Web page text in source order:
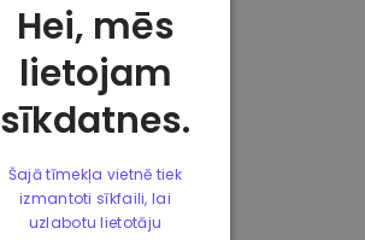
Hei, mēs
lietojam
sīkdatnes.
Šajā tīmekļa vietnē tiek
izmantoti sīkfaili, lai
uzlabotu lietotāju